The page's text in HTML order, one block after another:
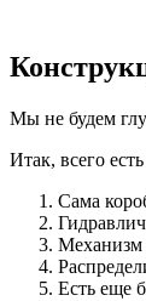
Мы не будем
Итак, всего
Сама
Механизм
Есть еще